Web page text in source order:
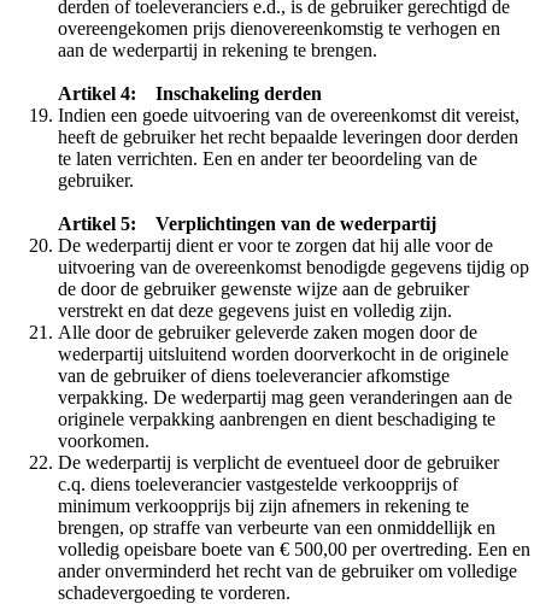
derden of toeleveranciers e.d., is de gebruiker gerechtigd de
overeengekomen prijs dienovereenkomstig te verhogen en
aan de wederpartij in rekening te brengen.
Artikel 4: Inschakeling derden
Indien een goede uitvoering van de overeenkomst dit vereist,
heeft de gebruiker het recht bepaalde leveringen door derden
te laten verrichten. Een en ander ter beoordeling van de
gebruiker.
Artikel 5: Verplichtingen van de wederpartij
De wederpartij dient er voor te zorgen dat hij alle voor de
uitvoering van de overeenkomst benodigde gegevens tijdig op
de door de gebruiker gewenste wijze aan de gebruiker
verstrekt en dat deze gegevens juist en volledig zijn.
Alle door de gebruiker geleverde zaken mogen door de
wederpartij uitsluitend worden doorverkocht in de originele
van de gebruiker of diens toeleverancier afkomstige
verpakking. De wederpartij mag geen veranderingen aan de
originele verpakking aanbrengen en dient beschadiging te
voorkomen.
De wederpartij is verplicht de eventueel door de gebruiker
c.q. diens toeleverancier vastgestelde verkoopprijs of
minimum verkoopprijs bij zijn afnemers in rekening te
brengen, op straffe van verbeurte van een onmiddellijk en
volledig opeisbare boete van € 500,00 per overtreding. Een en
ander onverminderd het recht van de gebruiker om volledige
schadevergoeding te vorderen.